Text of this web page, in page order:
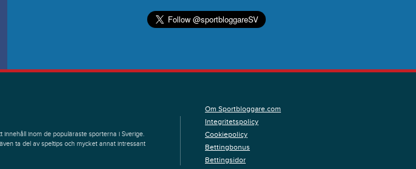
inom de populäraste sporterna i Sverige.
ta del av speltips och mycket annat intressant
Om Sportbloggare.com
Integritetspolicy
Cookiepolicy
Bettingbonus
Bettingsidor